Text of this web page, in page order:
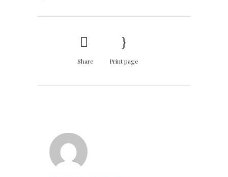
Share Print page